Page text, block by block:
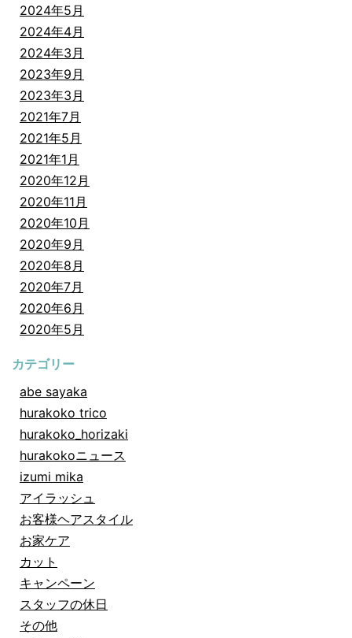
2024年5月
2024年4月
2024年3月
2023年9月
2023年3月
2021年7月
2021年5月
2021年1月
2020年12月
2020年11月
2020年10月
2020年9月
2020年8月
2020年7月
2020年6月
2020年5月
カテゴリー
abe sayaka
hurakoko trico
hurakoko_horizaki
hurakokoニュース
izumi mika
アイラッシュ
お客様ヘアスタイル
お家ケア
カット
キャンペーン
スタッフの休日
その他